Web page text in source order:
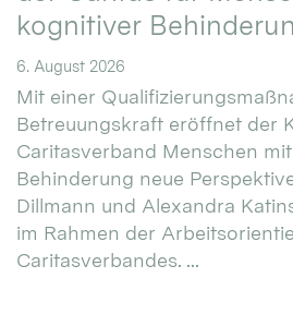
kognitiver
6. August 2026
Mit einer
Betreuungskraft eröffnet der
Caritasverband Menschen
Behinderung neue
Dillmann und Alexandra
im Rahmen der
Caritasverbandes. ...